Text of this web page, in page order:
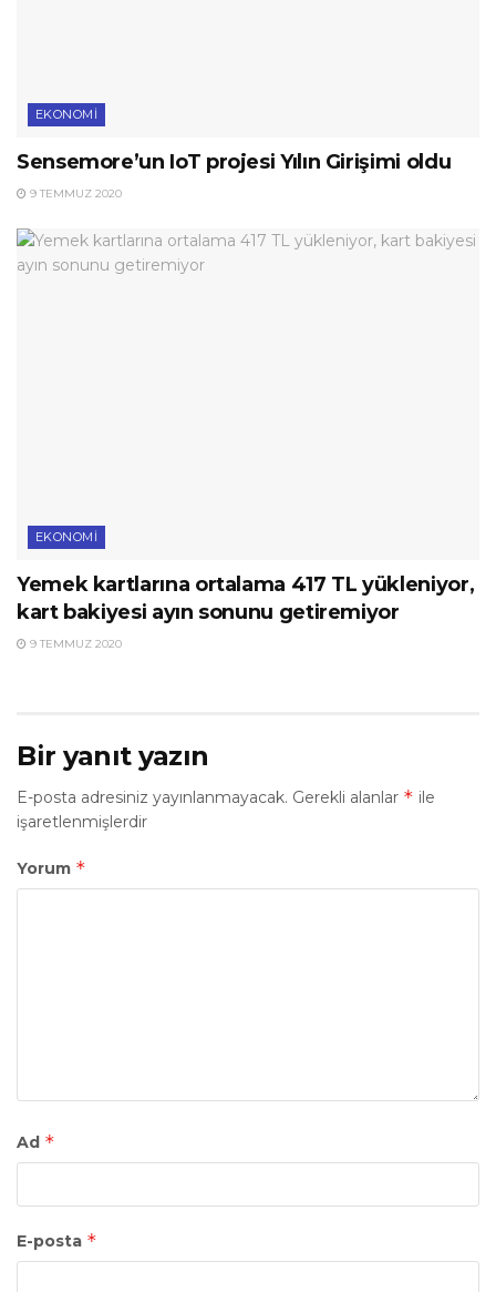
EKONOMI
Sensemore’un IoT projesi Yılın Girişimi oldu
9 TEMMUZ 2020
EKONOMI
Yemek kartlarına ortalama 417 TL yükleniyor,
kart bakiyesi ayın sonunu getiremiyor
9 TEMMUZ 2020
Bir yanıt yazın
E-posta adresiniz yayınlanmayacak. Gerekli alanlar * ile
işaretlenmişlerdir
Yorum *
Ad *
E-posta *